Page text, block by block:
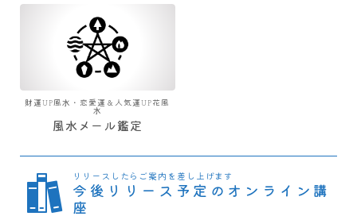
財運UP風水・恋愛運＆人気運UP花風
水
風水メール鑑定
リリースしたらご案内を差し上げます
今後リリース予定のオンライン講
座